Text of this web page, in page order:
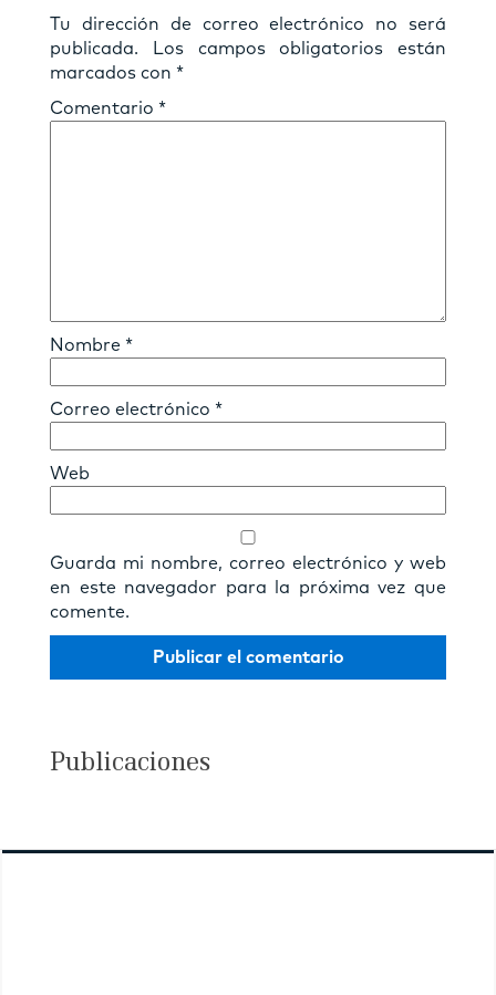
Tu dirección de correo electrónico no será
publicada.
Los campos obligatorios están
marcados con *
Comentario *
Nombre *
Correo electrónico *
Web
Guarda mi nombre, correo electrónico y web
en este navegador para la próxima vez que
comente.
Publicaciones